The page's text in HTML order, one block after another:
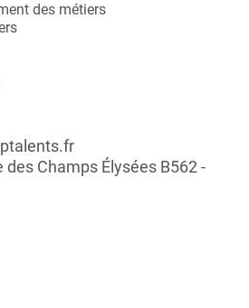
des métiers
des Champs Élysées B562 -